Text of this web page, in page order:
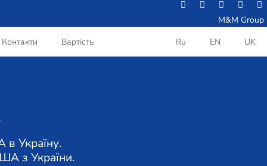
M&M Group
Контакти Вартість UK
EN
Ru
США в Україну.
з України.